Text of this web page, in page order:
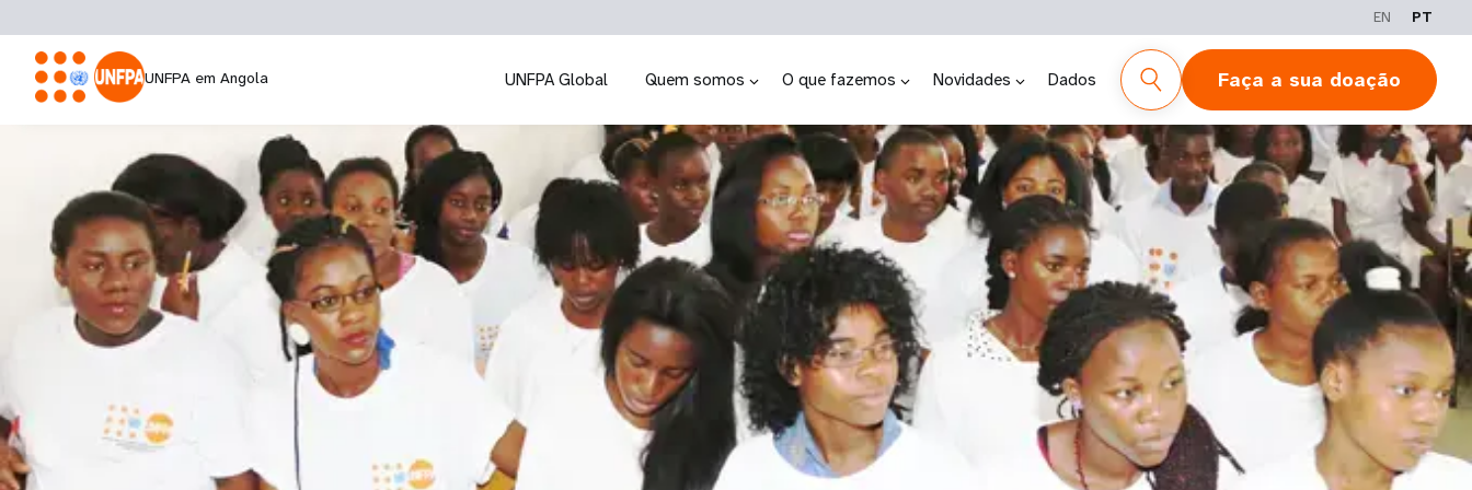
EN PT
UNFPA em Angola UNFPA Global Quem somos O que fazemos Novidades Dados Faça a sua doação